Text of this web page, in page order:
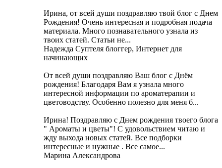
Ирина, от всей души поздравляю твой блог с Днем
Рождения! Очень интересная и подробная подача
материала. Много познавательного узнала из
твоих статей. Статьи не...
Надежда Суптеля блоггер, Интернет для
начинающих
От всей души поздравляю Ваш блог с Днём
рождения! Благодаря Вам я узнала много
интересной информации по ароматерапии и
цветоводству. Особенно полезно для меня б...
Ирина! Поздравляю с Днем рождения твоего блога
" Ароматы и цветы"! С удовольствием читаю и
жду выхода новых статей. Все подборки
интересные и нужные . Все самое...
Марина Александрова